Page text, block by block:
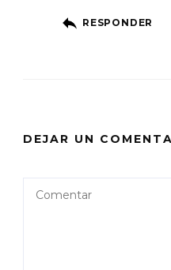
RESPONDER
DEJAR UN